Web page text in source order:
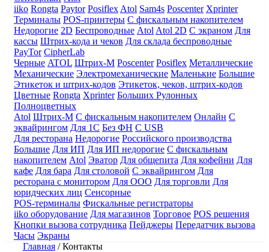
iiko Rongta Paytor Posiflex Atol Sam4s Poscenter Xprinter
Терминалы POS-принтеры С фискальным накопителем
Недорогие 2D Беспроводные Atol Atol 2D С экраном Для
кассы Штрих-кода и чеков Для склада беспроводные
PayTor CipherLab
Черные ATOL Штрих-М Poscenter Posiflex Металлические
Механические Электромеханические Маленькие Большие
Этикеток и штрих-кодов Этикеток, чеков, штрих-кодов
Цветные Rongta Xprinter Больших Рулонных
Полноцветных
Atol Штрих-М С фискальным накопителем Онлайн С
эквайрингом Для 1С Без ФН С USB
Для ресторана Недорогие Российского производства
Большие Для ИП Для ИП недорогие С фискальным
накопителем Atol Эватор Для общепита Для кофейни Для
кафе Для бара Для столовой С эквайрингом Для
ресторана с монитором Для ООО Для торговли Для
юридческих лиц Сенсорные
POS-терминалы Фискальные регистраторы
iiko оборудование Для магазинов Торговое POS решения
Кнопки вызова сотрудника Пейджеры Передатчик вызова
Часы Экраны
Главная /Контакты